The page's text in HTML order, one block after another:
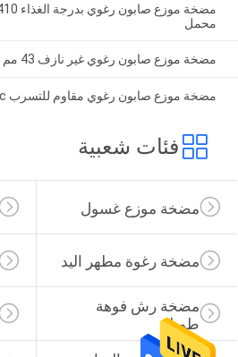
محمل
مضخة موزع صابون رغوي غير نازف 43 مم مع قفل مشبك
مضخة موزع صابون رغوي مقاوم للتسرب 0.4cc لغسل اليدين
فئات شعبية
مضخة موزع غسول
مضخة رغوة مطهر اليد
مضخة رش فوهة
طويلة